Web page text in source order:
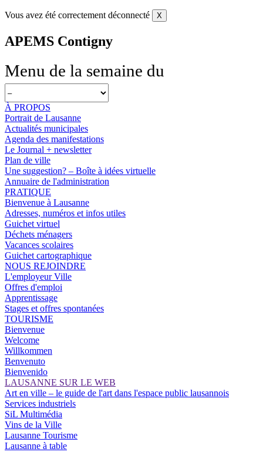
Vous avez été correctement déconnecté X
APEMS Contigny
Menu de la semaine du
À PROPOS
Portrait de Lausanne
Actualités municipales
Agenda des manifestations
Le Journal + newsletter
Plan de ville
Une suggestion? – Boîte à idées virtuelle
Annuaire de l'administration
PRATIQUE
Bienvenue à Lausanne
Adresses, numéros et infos utiles
Guichet virtuel
Déchets ménagers
Vacances scolaires
Guichet cartographique
NOUS REJOINDRE
L'employeur Ville
Offres d'emploi
Apprentissage
Stages et offres spontanées
TOURISME
Bienvenue
Welcome
Willkommen
Benvenuto
Bienvenido
LAUSANNE SUR LE WEB
Art en ville – le guide de l'art dans l'espace public lausannois
Services industriels
SiL Multimédia
Vins de la Ville
Lausanne Tourisme
Lausanne à table